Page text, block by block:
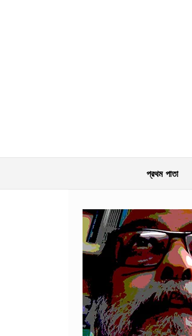
প্রথম পাতা